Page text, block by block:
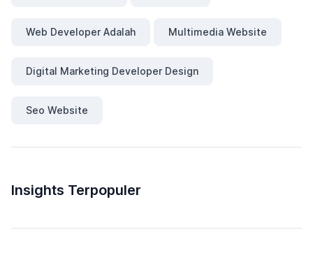
Web Developer Adalah Multimedia Website
Digital Marketing Developer Design
Seo Website
Insights Terpopuler